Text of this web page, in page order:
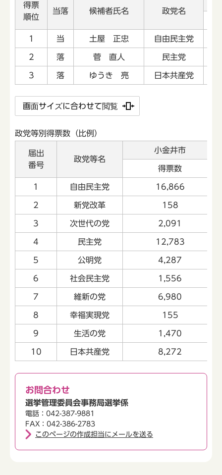
得票
順位
当落 候補者氏名
政党名
1 当 土屋 正忠 自由民主党
2 落 菅 直人 民主党
3 落 ゆうき 亮 日本共産党
画面サイズに合わせて閲覧
政党等別得票数（比例）
届出
番号
政党等名
小金井市
得票数
1 自由民主党 16,866
2 新党改革 158
3 次世代の党 2,091
4 民主党 12,783
5 公明党 4,287
6 社会民主党 1,556
7 維新の党 6,980
8 幸福実現党 155
9 生活の党 1,470
10 日本共産党 8,272
お問合わせ
選挙管理委員会事務局選挙係
電話：042-387-9881
FAX：042-386-2783
このページの作成担当にメールを送る